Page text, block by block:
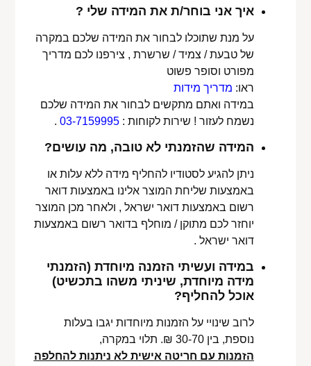
איך אני בוחר/ת את המידה שלי ?
על מנת שתוכלו לבחור את המידה שלכם במקרה
של טבעת / צמיד / שרשרת , צירפנו לכם מדריך
מפורט וסופר פשוט
ראו: מדריך מידות
במידה ואתם מתקשים לבחור את המידה שלכם
נשמח לעזור ! שירות לקוחות :03-7159995
.
המידה שהזמנתי לא טובה, מה עושים?
ניתן להגיע לסטודיו להחליף מידה ללא עלות או
באמצעות שליחת המוצר אלינו באמצעות דואר
רשום באמצעות דואר ישראל , ולאחר מכן המוצר
יוחזר לכם מתוקן / מוחלף בדואר רשום באמצעות
דואר ישראל .
במידה ועשיתי הזמנה מיוחדת (הזמנתי
מידה מיוחדת, שיניתי משהו בתכשיט)
אוכל להחליף?
לרוב שינויי על הזמנות מיוחדות יגבו בעלות
נוספת, בין 30-70 ₪. תלוי במקרה,
הזמנות עם חריטה אישית לא ניתנות להחלפה